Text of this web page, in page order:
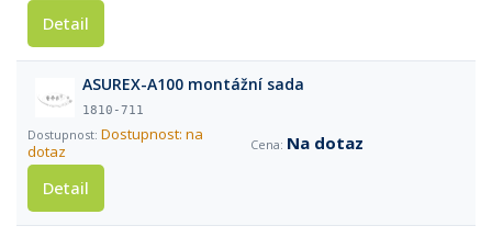
Detail
ASUREX-A100 montážní sada
1810-711
Dostupnost: na
dotaz
Na dotaz
Detail